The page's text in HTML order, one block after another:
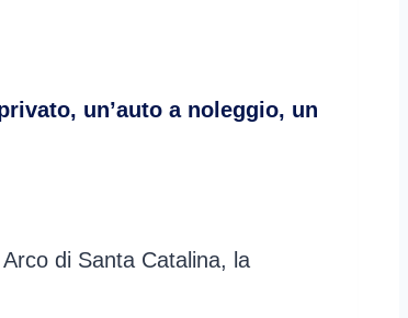
un’auto a noleggio, un
di Santa Catalina, la